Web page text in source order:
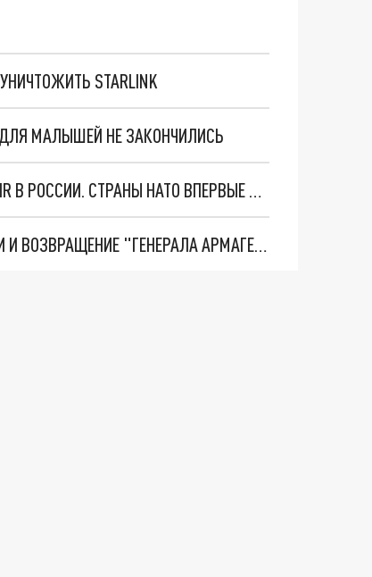
STARLINK
МАЛЫШЕЙ НЕ ЗАКОНЧИЛИСЬ
"ОЧЕНЬ ПЛОХИЕ НОВОСТИ": БОЛЬШАЯ ОШИБКА PALANTIR В РОССИИ. СТРАНЫ НАТО ВПЕРВЫЕ ЗА СВО ОСТАНОВИЛИ ПОСТАВКИ ОРУЖИЯ. ВСУ ТЕРЯЮТ ПРИГРАНИЧЬЕ?
ТРИ ГЛАВНЫХ ИНСАЙДА ОБ СВО. ОТМЕНА МОБИЛИЗАЦИИ И ВОЗВРАЩЕНИЕ "ГЕНЕРАЛА АРМАГЕДДОНА"? ОТЛИЧНЫЕ НОВОСТИ, КОТОРЫЕ ЖДАЛИ ВСЕ